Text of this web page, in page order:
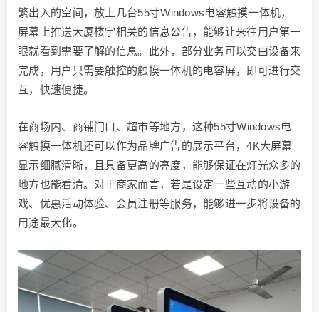
繁出入的空间，放上几台55寸Windows电容触摸一体机，
屏幕上推送大厦楼宇相关的信息公告，能够让来往用户第一
眼就看到需要了解的信息。此外，部分业务可以交由设备来
完成，用户只需要触控的触摸一体机的电容屏，即可进行交
互，快速便捷。
在商场内、商铺门口、超市等地方，这种55寸Windows电
容触摸一体机还可以作为品牌广告的展示平台，4K大屏幕
显示细腻清晰，且具备更高的亮度，能够保证在灯光众多的
地方也能看清。对于商家而言，若是设定一些互动的小游
戏、优惠活动体验、会员注册等服务，能够进一步将设备的
用途最大化。